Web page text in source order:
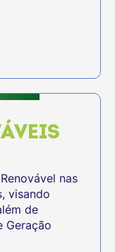
nas
visando
de
Geração